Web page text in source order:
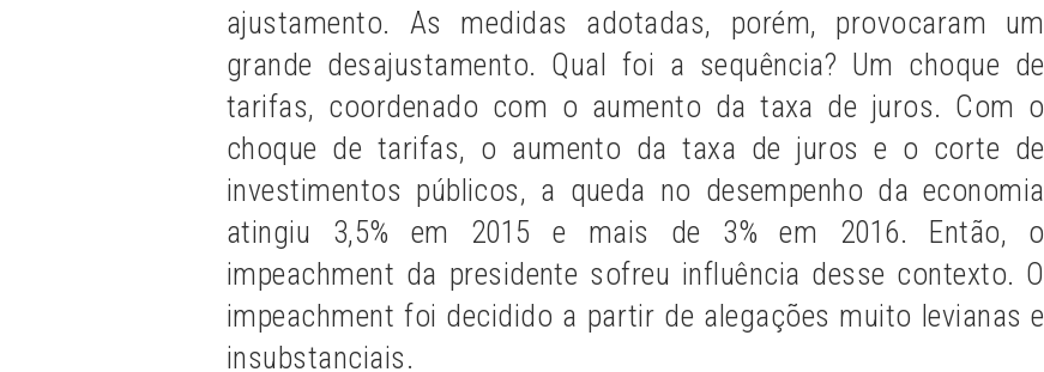
ajustamento. As medidas adotadas, porém, provocaram um
grande desajustamento. Qual foi a sequência? Um choque de
tarifas, coordenado com o aumento da taxa de juros. Com o
choque de tarifas, o aumento da taxa de juros e o corte de
investimentos públicos, a queda no desempenho da economia
atingiu 3,5% em 2015 e mais de 3% em 2016. Então, o
impeachment da presidente sofreu influência desse contexto. O
impeachment foi decidido a partir de alegações muito levianas e
insubstanciais.